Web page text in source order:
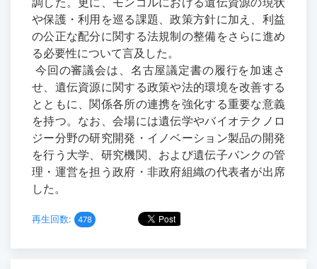
調した。更に、モンゴルにおける遺伝資源の現状
や保護・利用を巡る課題、政策方針に加え、利益
の公正な配分に関する法規制の整備をさらに進め
る必要性について言及した。
今回の審議会は、名古屋議定書の履行を加速さ
せ、遺伝資源に関する政策や法的環境を改善する
とともに、関係各所の連携を強化する重要な意義
を持つ。なお、会場には遺伝学やバイオテクノロ
ジー分野の研究開発・イノベーション製品の開発
を行う大学、研究機関、および遺伝子バンクの管
理・運営を担う政府・非政府組織の代表者が出席
した。
再生回数: 478